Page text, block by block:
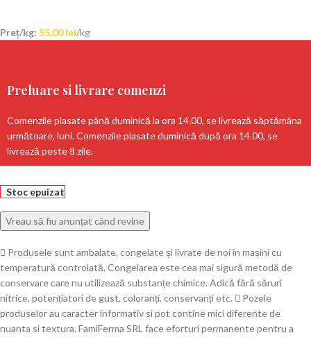
Preț/kg: 55,00lei/kg
Preluare si livrare comenzi
Comenzile plasate până duminică la ora 14.00, se livrează săptămâna
următoare, luni. Comenzile plasate duminică după ora 14.00, se
livrează peste 8 zile.
Stoc epuizat
Produsele sunt ambalate, congelate și livrate de noi în mașini cu
temperatură controlată. Congelarea este cea mai sigură metodă de
conservare care nu utilizează substanțe chimice. Adică fără săruri
nitrice, potențiatori de gust, coloranți, conservanți etc.
Pozele
produselor au caracter informativ si pot contine mici diferente de
nuanta si textura. FamiFerma SRL face eforturi permanente pentru a